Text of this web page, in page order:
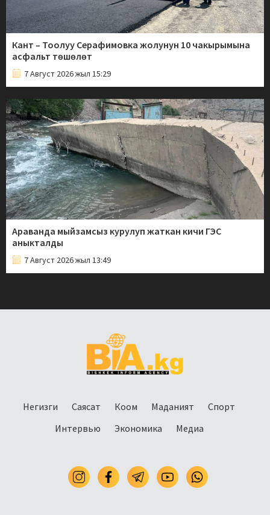
Кант – Тоолуу Серафимовка жолунун 10 чакырымына
асфальт төшөлөт
7 Август 2026 жыл 15:29
Араванда мыйзамсыз курулуп жаткан кичи ГЭС
аныкталды
7 Август 2026 жыл 13:49
Негизги Саясат Коом Маданият
Спорт
Интервью
Экономика Медиа